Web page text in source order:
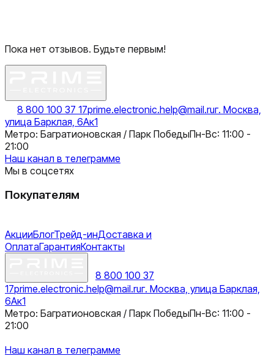
Пока нет отзывов. Будьте первым!
8 800 100 37 17prime.electronic.help@mail.ruг. Москва,
улица Барклая, 6Ак1
Метро: Багратионовская / Парк ПобедыПн-Вс: 11:00 -
21:00
Наш канал в телеграмме
Мы в соцсетях
Покупателям
АкцииБлогТрейд-инДоставка и
ОплатаГарантияКонтакты
8 800 100 37
17prime.electronic.help@mail.ruг. Москва, улица Барклая,
6Ак1
Метро: Багратионовская / Парк ПобедыПн-Вс: 11:00 -
21:00
Наш канал в телеграмме